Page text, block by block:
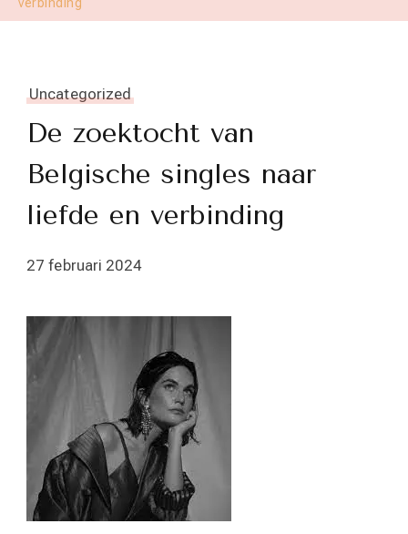
Uncategorized
De zoektocht van
Belgische singles naar
liefde en verbinding
27 februari 2024